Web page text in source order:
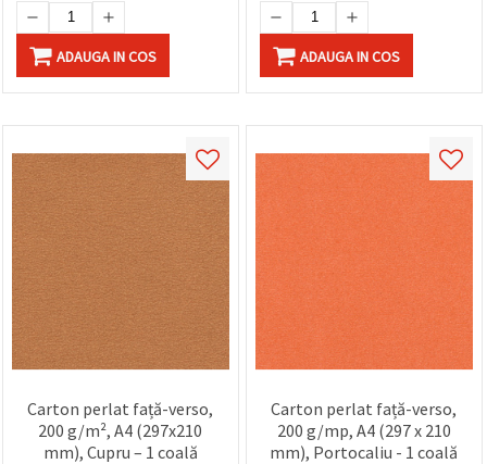
ADAUGA IN COS ADAUGA IN COS
Carton perlat față-verso,
200 g/m², A4 (297x210
mm), Cupru – 1 coală
Carton perlat față-verso,
200 g/mp, A4 (297 x 210
mm), Portocaliu - 1 coală